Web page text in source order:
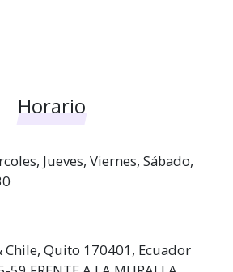
Horario
Jueves, Viernes, Sábado,
Chile, Quito 170401, Ecuador